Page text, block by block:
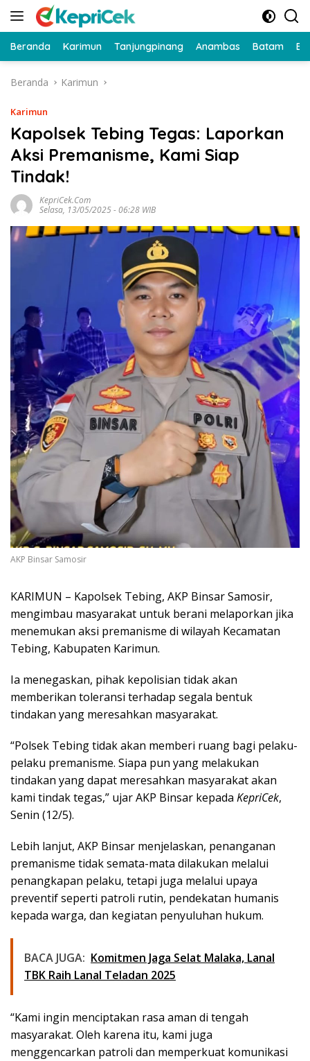
Langsung
Beranda Karimun Tanjungpinang Anambas Batam
Beranda Karimun
Karimun
Kapolsek Tebing Tegas: Laporkan
Aksi Premanisme, Kami Siap
Tindak!
KepriCek.com
Selasa, 13/05/2025 - 06:28 WIB
AKP Binsar Samosir
KARIMUN – Kapolsek Tebing, AKP Binsar Samosir,
mengimbau masyarakat untuk berani melaporkan jika
menemukan aksi premanisme di wilayah Kecamatan
Tebing, Kabupaten Karimun.
Ia menegaskan, pihak kepolisian tidak akan
memberikan toleransi terhadap segala bentuk
tindakan yang meresahkan masyarakat.
“Polsek Tebing tidak akan memberi ruang bagi pelaku-
pelaku premanisme. Siapa pun yang melakukan
tindakan yang dapat meresahkan masyarakat akan
kami tindak tegas,” ujar AKP Binsar kepada KepriCek,
Senin (12/5).
Lebih lanjut, AKP Binsar menjelaskan, penanganan
premanisme tidak semata-mata dilakukan melalui
penangkapan pelaku, tetapi juga melalui upaya
preventif seperti patroli rutin, pendekatan humanis
kepada warga, dan kegiatan penyuluhan hukum.
BACA JUGA: Komitmen Jaga Selat Malaka, Lanal
TBK Raih Lanal Teladan 2025
“Kami ingin menciptakan rasa aman di tengah
masyarakat. Oleh karena itu, kami juga
menggencarkan patroli dan memperkuat komunikasi